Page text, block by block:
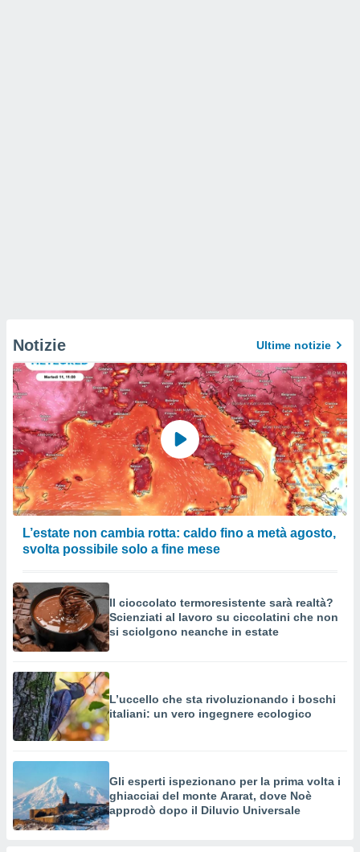
Notizie Ultime notizie
L’estate non cambia rotta: caldo fino a metà agosto,
svolta possibile solo a fine mese
Il cioccolato termoresistente sarà realtà?
Scienziati al lavoro su ciccolatini che non
si sciolgono neanche in estate
L’uccello che sta rivoluzionando i boschi
italiani: un vero ingegnere ecologico
Gli esperti ispezionano per la prima volta i
ghiacciai del monte Ararat, dove Noè
approdò dopo il Diluvio Universale